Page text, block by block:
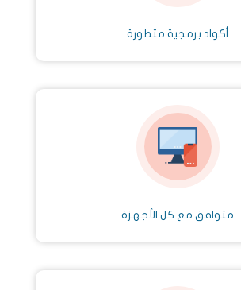
أكواد برمجية متطورة
متوافق مع كل الأجهزة